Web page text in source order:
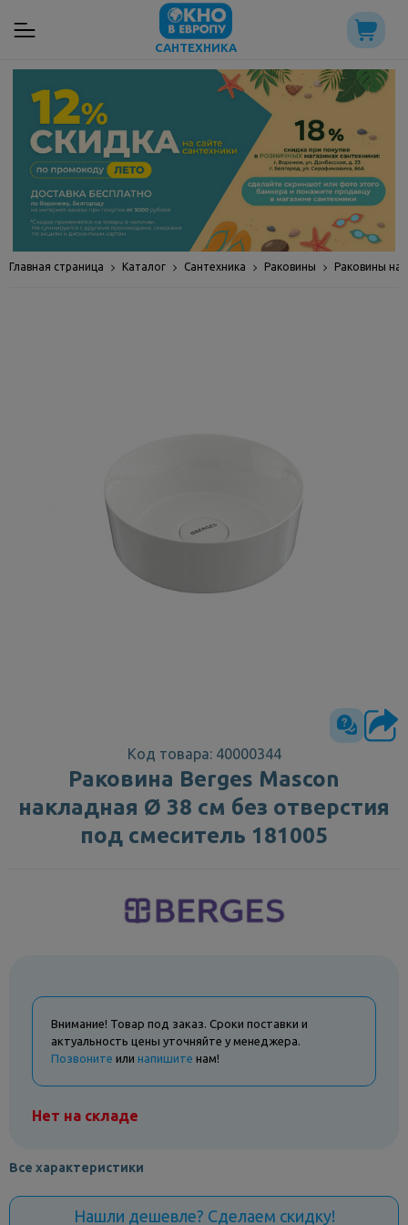
САНТЕХНИКА
Главная страница Каталог Сантехника Раковины Раковины
Код товара: 40000344
Раковина Berges Mascon
накладная Ø 38 см без отверстия
под смеситель 181005
Внимание! Товар под заказ. Сроки поставки и
актуальность цены уточняйте у менеджера.
Позвоните или напишите нам!
Нет на складе
Все характеристики
Нашли дешевле? Сделаем скидку!